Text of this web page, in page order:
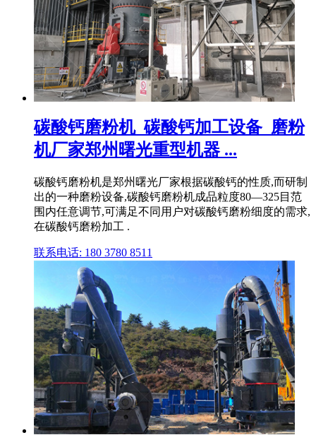
碳酸钙磨粉机_碳酸钙加工设备_磨粉
机厂家郑州曙光重型机器 ...
碳酸钙磨粉机是郑州曙光厂家根据碳酸钙的性质,而研制
出的一种磨粉设备,碳酸钙磨粉机成品粒度80—325目范
围内任意调节,可满足不同用户对碳酸钙磨粉细度的需求,
在碳酸钙磨粉加工 .
联系电话: 180 3780 8511